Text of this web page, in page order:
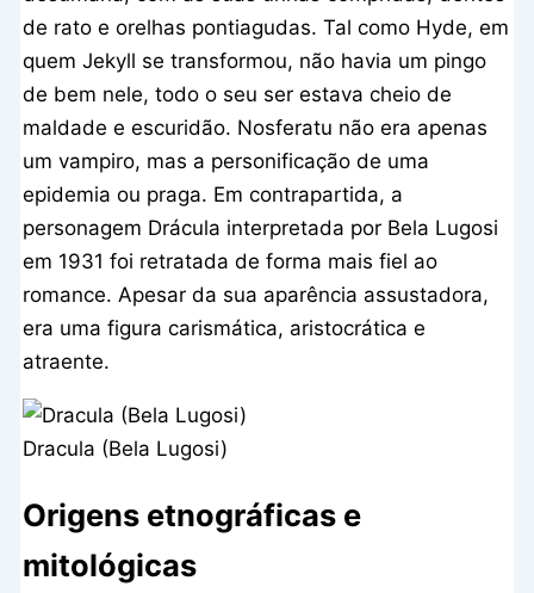
de rato e orelhas pontiagudas. Tal como Hyde, em
quem Jekyll se transformou, não havia um pingo
de bem nele, todo o seu ser estava cheio de
maldade e escuridão. Nosferatu não era apenas
um vampiro, mas a personificação de uma
epidemia ou praga. Em contrapartida, a
personagem Drácula interpretada por Bela Lugosi
em 1931 foi retratada de forma mais fiel ao
romance. Apesar da sua aparência assustadora,
era uma figura carismática, aristocrática e
atraente.
Dracula (Bela Lugosi)
Origens etnográficas e
mitológicas